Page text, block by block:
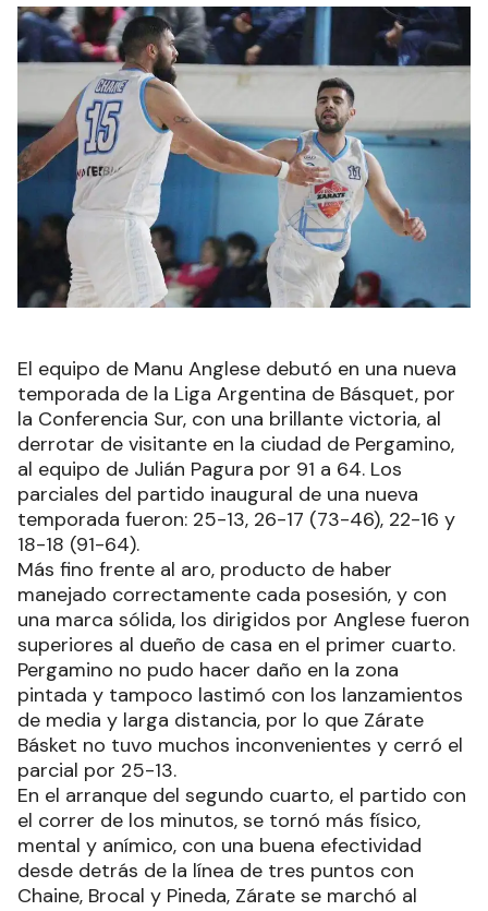
El equipo de Manu Anglese debutó en una nueva
temporada de la Liga Argentina de Básquet, por
la Conferencia Sur, con una brillante victoria, al
derrotar de visitante en la ciudad de Pergamino,
al equipo de Julián Pagura por 91 a 64. Los
parciales del partido inaugural de una nueva
temporada fueron: 25-13, 26-17 (73-46), 22-16 y
18-18 (91-64).
Más fino frente al aro, producto de haber
manejado correctamente cada posesión, y con
una marca sólida, los dirigidos por Anglese fueron
superiores al dueño de casa en el primer cuarto.
Pergamino no pudo hacer daño en la zona
pintada y tampoco lastimó con los lanzamientos
de media y larga distancia, por lo que Zárate
Básket no tuvo muchos inconvenientes y cerró el
parcial por 25-13.
En el arranque del segundo cuarto, el partido con
el correr de los minutos, se tornó más físico,
mental y anímico, con una buena efectividad
desde detrás de la línea de tres puntos con
Chaine, Brocal y Pineda, Zárate se marchó al